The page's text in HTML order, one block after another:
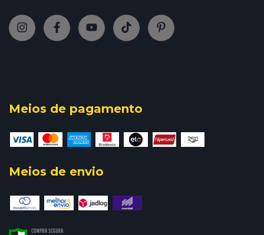
Meios de pagamento
Meios de envio